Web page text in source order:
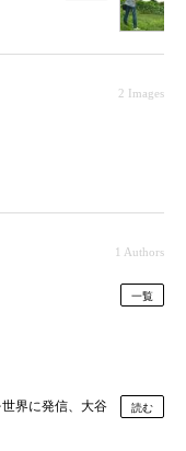
2 Images
1 Authors
一覧
界に発信、大谷
読む